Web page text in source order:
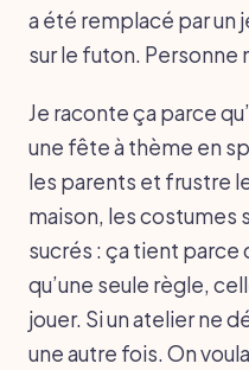
a été remplacé par un
sur le futon. Personne
Je raconte ça parce
une fête à thème en
les parents et frustre
maison, les costumes
sucrés : ça tient parce
qu’une seule règle,
jouer. Si un atelier ne
une autre fois. On